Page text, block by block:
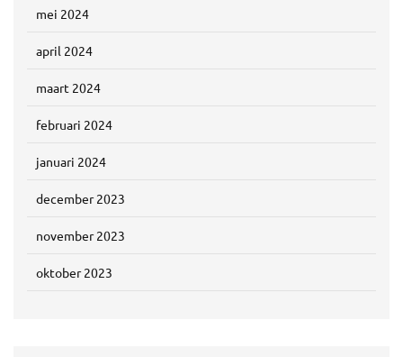
mei 2024
april 2024
maart 2024
februari 2024
januari 2024
december 2023
november 2023
oktober 2023